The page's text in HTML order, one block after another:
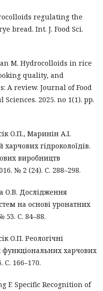
regulating the
bread. Int. J. Food Sci.
M. Hydrocolloids in rice
quality, and
review. Journal of Food
2025. no 1(1). рр.
О.П., Маринін А.І.
гідроколоїдів.
виробництв
№ 2 (24). С. 288–298.
О.В. Дослідження
на основі уронатних
53. С. 84–88.
О.П. Реологічні
функціональних харчових
С. 166–170.
F. Specific Recognition of